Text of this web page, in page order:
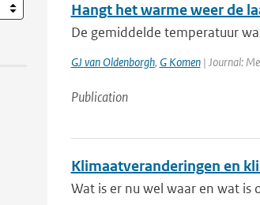
Hangt het warme weer de
De gemiddelde temperatuur
GJ van Oldenborgh, G Komen| Journal:
Publication
Klimaatveranderingen en
Wat is er nu wel waar en wat is